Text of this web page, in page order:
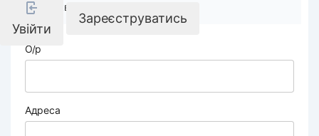
Увійти
Зареєструватись
Реквізити компанії
О/р
Адреса